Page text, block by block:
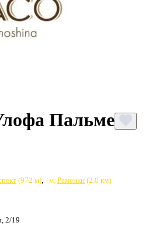
Пальме
(972 м) м. Раменки(2,0 км)
2/19